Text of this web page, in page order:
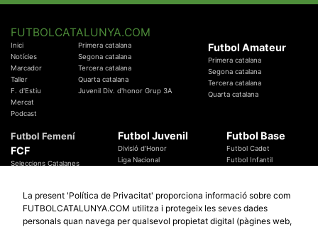
FUTBOLCATALUNYA.COM
Inici
Notícies
Marcador
Taller
F. d'Estiu
Mercat
Podcast
Primera catalana
Segona catalana
Tercera catalana
Quarta catalana
Juvenil Div. d'honor Grup 3A
Futbol Amateur
Primera catalana
Segona catalana
Tercera catalana
Quarta catalana
Futbol Femení
FCF
Seleccions Catalanes
Temes Federatius
Futbol Juvenil
Divisió d'Honor
Liga Nacional
Futbol Base
Futbol Cadet
Futbol Infantil
Futbol Catalunya Especials
La present 'Política de Privacitat' proporciona informació sobre com
FUTBOLCATALUNYA.COM utilitza i protegeix les seves dades
personals quan navega per qualsevol propietat digital (pàgines web,